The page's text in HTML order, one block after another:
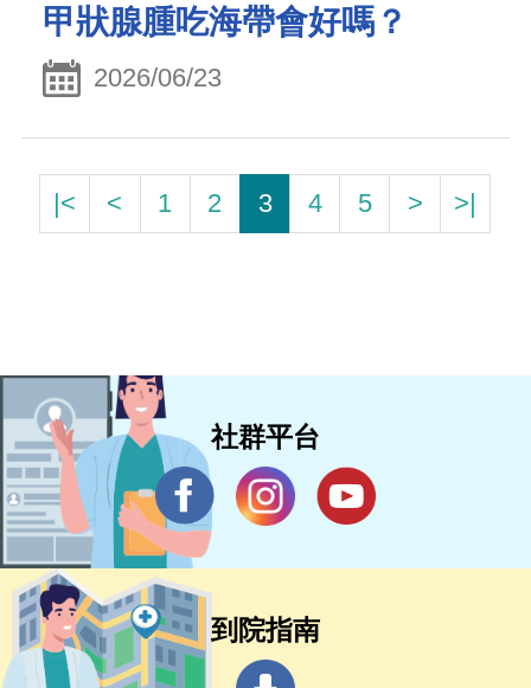
甲狀腺腫吃海帶會好嗎？
2026/06/23
|< < 1 2 3 4 5 > >|
社群平台
到院指南